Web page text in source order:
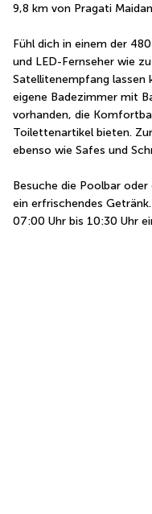
9,8 km von Pragati
Fühl dich in einem der
und LED-Fernseher wie
Satellitenempfang lassen
eigene Badezimmer mit
vorhanden, die
Toilettenartikel bieten.
ebenso wie Safes und
Besuche die Poolbar
ein erfrischendes
07:00 Uhr bis 10:30 Uhr